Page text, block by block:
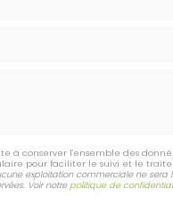
à conserver l'ensemble des
pour faciliter le suivi et le
exploitation commerciale ne sera
Voir notre politique de